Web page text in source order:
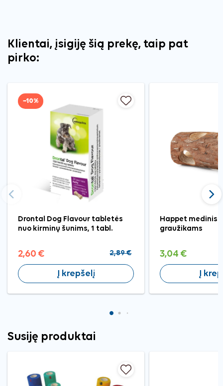
Klientai, įsigiję šią prekę, taip pat
pirko:
−10%
Drontal Dog Flavour tabletės
nuo kirminų šunims, 1 tabl.
2,60 € 2,89 €
Į krepšelį
Happet medinis
graužikams
3,04 €
Į
Ankstesnis
Susiję produktai